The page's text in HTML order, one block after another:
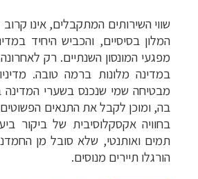
המלון בסיסיים, והכביש היחיד
מפגעי המונסון השנתיים. רק
במדינה מלונות ברמה טובה.
מבטיחה שמי שנכנס בשערי
בה, ומוכן לקבל את התנאים
בחוויה אקסקלוסיבית של ביקור
תמים ואותנטי, שלא סובל מן
הורגלו תיירים מנוסים.